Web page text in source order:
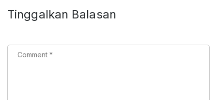
Tinggalkan Balasan